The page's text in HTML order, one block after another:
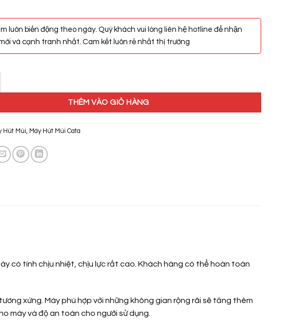
luôn biến động theo ngày. Quý khách vui lòng liên hệ hotline để nhận
và cạnh tranh nhất. Cam kết luôn rẻ nhất thị trường
THÊM VÀO GIỎ HÀNG
Hút Mùi, Máy Hút Mùi Cata
có tính chịu nhiệt, chịu lực rất cao. Khách hàng có thể hoàn toàn
xứng. Máy phù hợp với những không gian rộng rãi sẽ tăng thêm
máy và độ an toàn cho người sử dụng.